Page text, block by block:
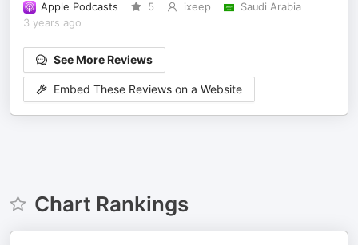
Apple Podcasts 5 ixeep
Saudi Arabia
3 years ago
See More Reviews
Embed These Reviews on a Website
Chart Rankings